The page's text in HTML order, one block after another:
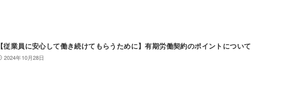
【従業員に安心して働き続けてもらうために】有期労働契約のポイントについて
2024年10月28日